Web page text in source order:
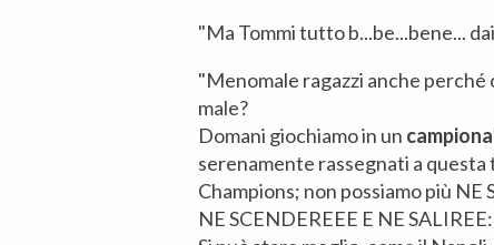
"Ma Tommi tutto b...be...bene...
"Menomale ragazzi anche
male?
Domani giochiamo in un
serenamente rassegnati a questa
Champions; non possiamo più NE
NE SCENDEREEE E NE